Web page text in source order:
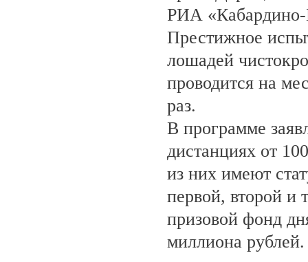
РИА «Кабардино-
Престижное
лошадей
проводится на
раз.
В программе
дистанциях от
из них имеют
первой, второй и
призовой фонд
миллиона рублей.